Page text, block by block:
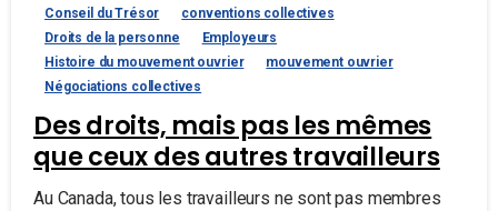
Conseil du Trésor
conventions collectives
Droits de la personne
Employeurs
Histoire du mouvement ouvrier
mouvement ouvrier
Négociations collectives
Des droits, mais pas les mêmes
que ceux des autres travailleurs
Au Canada, tous les travailleurs ne sont pas membres